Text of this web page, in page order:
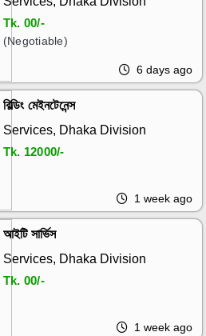
Tk. 00/-
(Negotiable)
6 days ago
বিল্ডিং মেইনটেনেন্স
Services, Dhaka Division
Tk. 12000/-
1 week ago
আইটি সার্ভিস
Services, Dhaka Division
Tk. 00/-
1 week ago